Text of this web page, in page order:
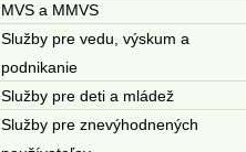
MVS a MMVS
Služby pre vedu, výskum a
podnikanie
Služby pre deti a mládež
Služby pre znevýhodnených